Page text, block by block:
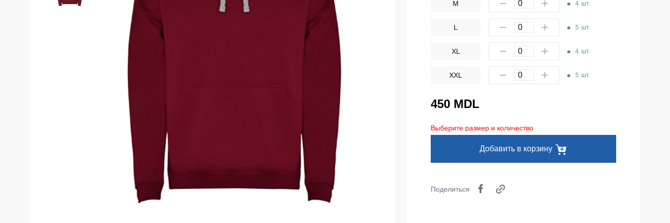
Костюмы утепленные
Детские футболки
Фартуки
Костюмы
Серия Neurum
Серия Comfort
Серия Professional
Серия Practic
Серия MULTINORM
Медицинские костюмы
Одноразовая спецодежда
Термобелье
Специальная одежда
Головные уборы
Шапки
Балаклавы
Пояс для инструментов
Страховочное оборудование
Противопожарное оборудование
M 4 шт.
L 5 шт.
XL 4 шт.
XXL 5 шт.
450 MDL
Выберите размер и количество
Добавить в корзину
Поделиться